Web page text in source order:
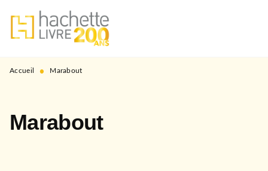
MENU RECHERCHE
PIED DE PAGE
Accueil • Marabout
Marabout